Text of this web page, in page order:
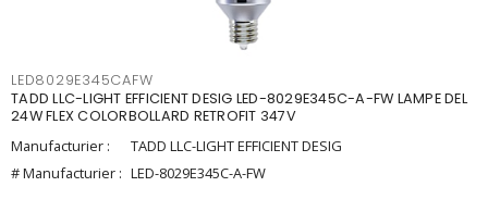
LED8029E345CAFW
TADD LLC-LIGHT EFFICIENT DESIG LED-8029E345C-A-FW LAMPE DEL
24W FLEX COLORBOLLARD RETROFIT 347V
Manufacturier :
TADD LLC-LIGHT EFFICIENT DESIG
# Manufacturier : LED-8029E345C-A-FW